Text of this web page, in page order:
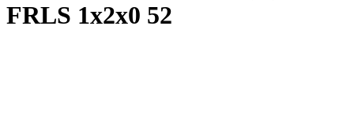
FRLS 1х2х0 52